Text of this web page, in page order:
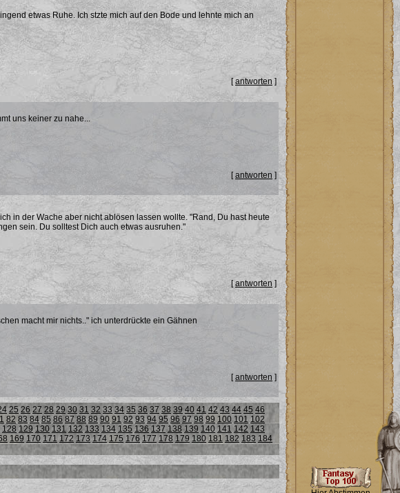
etwas Ruhe. Ich stzte mich auf den Bode und lehnte mich an
[antworten ]
uns keiner zu nahe...
[antworten ]
in der Wache aber nicht ablösen lassen wollte. "Rand, Du hast heute
sein. Du solltest Dich auch etwas ausruhen."
[antworten ]
macht mir nichts.." ich unterdrückte ein Gähnen
[antworten ]
25 26 27 28 29 30 31 32 33 34 35 36 37 38 39 40 41 42 43 44 45 46
82 83 84 85 86 87 88 89 90 91 92 93 94 95 96 97 98 99 100 101 102
128 129 130 131 132 133 134 135 136 137 138 139 140 141 142 143
169 170 171 172 173 174 175 176 177 178 179 180 181 182 183 184